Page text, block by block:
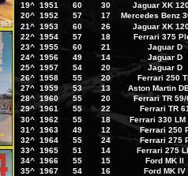
19^ 1951 60 30
Jaguar XK
20^ 1952 57 17
Mercedes Benz
21^ 1953 60 26
Jaguar XK
22^ 1954 57 18
Ferrari 375
23^ 1955 60 21
Jaguar D
24^ 1956 49 14
Jaguar D
25^ 1957 54 20
Jaguar D
26^ 1958 55 20
Ferrari 250
27^ 1959 53 13
Aston Martin
28^ 1960 55 20
Ferrari TR 59/
29^ 1961 55 22
Ferrari TR
30^ 1962 55 18
Ferrari 330 LM
31^ 1963 49 12
Ferrari 250
32^ 1964 55 24
Ferrari 275
33^ 1965 51 14
Ferrari 275
34^ 1966 55 15
Ford MK II
35^ 1967 54 16
Ford MK IV